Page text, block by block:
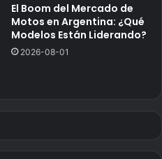
El Boom del Mercado de
Motos en Argentina: ¿Qué
Modelos Están Liderando?
2026-08-01